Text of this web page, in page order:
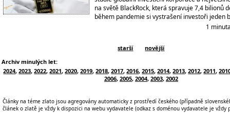
na světě BlackRock, která spravuje 7,4 bilionů
během pandemie si vystrašení investoři jeden
1
starší
novější
Archiv minulých let:
2024,2023,2022,2021,2020,2019,2018,2017,2016,2015,2014,2013,2012,2011,
2006, 2005, 2004, 2003, 2002
Články na téme zlato jsou agregovány automaticky z prostředí českého (případně
článek o zlatě je vždy k dispozici na webu vydavatele (odkaz s doménou vydavatele je vždy